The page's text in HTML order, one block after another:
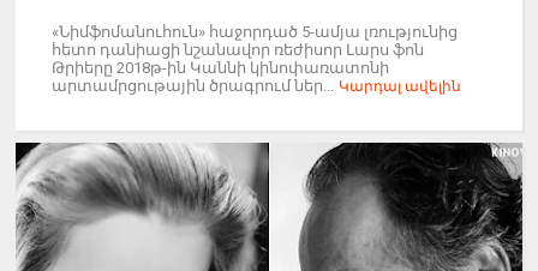
«Նիմֆոմանուհուն» հաջորդած 5-ամյա լռությունից
հետո դանիացի նշանավոր ռեժիսոր Լարս ֆոն
Թրիերը 2018թ-ին Կաննի կինոփառատոնի
արտամրցութային ծրագրում ներ... Կարդալ ավելին